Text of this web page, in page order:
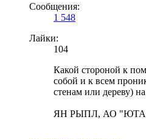
Сообщения:
1 548
Лайки:
104
Какой стороной к
собой и к всем
стенам или дереву)
ЯН РЫПЛ, АО